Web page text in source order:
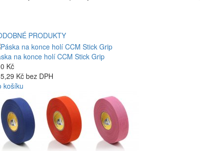
PRODUKTY
na konce holí CCM Stick Grip
Kč
Kč bez DPH
košíku